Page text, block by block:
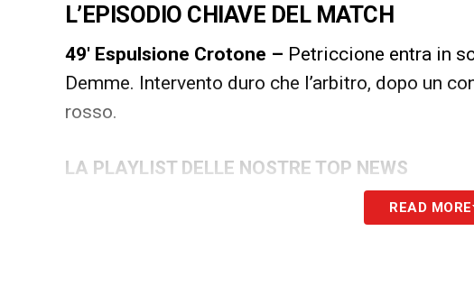
L’EPISODIO CHIAVE DEL MATCH
49′ Espulsione Crotone – Petriccione entra in
Demme. Intervento duro che l’arbitro, dopo un
rosso.
LA PLAYLIST DELLE NOSTRE TOP NEWS
READ MORE